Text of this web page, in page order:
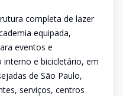
completa de lazer
equipada,
eventos e
e bicicletário, em
de São Paulo,
serviços, centros